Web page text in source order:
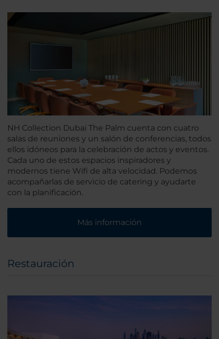
NH Collection Dubai The Palm cuenta con cuatro
salas de reuniones y un salón de conferencias, todos
ellos idóneos para la celebración de actos y eventos.
Cada uno de estos espacios inspiradores y
modernos tiene Wifi de alta velocidad. Podemos
acompañarlas de servicio de catering y ayudarte
con la planificación.
Más información
Restauración